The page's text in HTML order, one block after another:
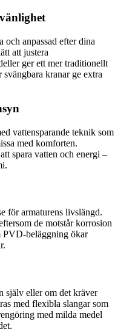
och anpassad efter dina
att justera
ger ett mer traditionellt
kranar ge extra
vattensparande teknik som
med komforten.
spara vatten och energi –
för armaturens livslängd.
de motstår korrosion
PVD-beläggning ökar
själv eller om det kräver
med flexibla slangar som
med milda medel